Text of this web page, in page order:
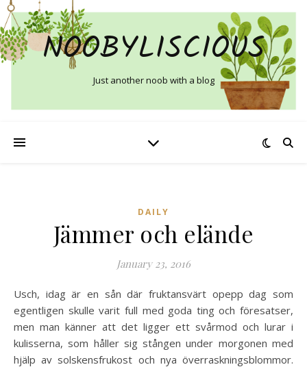
NOOBYLISCIOUS
Just another noob with a blog
DAILY
Jämmer och elände
January 23, 2016
Usch, idag är en sån där fruktansvärt opepp dag som
egentligen skulle varit full med goda ting och föresatser,
men man känner att det ligger ett svårmod och lurar i
kulisserna, som håller sig stången under morgonen med
hjälp av solskensfrukost och nya överraskningsblommor.